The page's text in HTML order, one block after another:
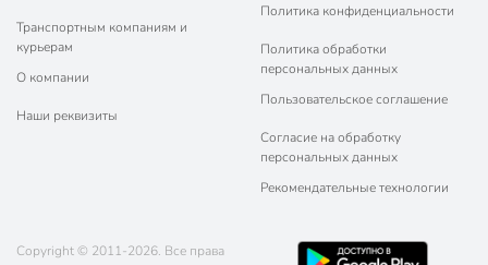
Транспортным компаниям и
курьерам
О компании
Наши реквизиты
Политика конфиденциальности
Политика обработки
персональных данных
Пользовательское соглашение
Согласие на обработку
персональных данных
Рекомендательные технологии
Copyright © 2011-2026. Все права